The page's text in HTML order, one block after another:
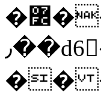
�߼��({ _�g�.Nfӻg����f7z91o^��̤^�>��2�`�:|#dk�{>�>>&�tsw�Nwo�?
٫��d6򆧇�������*��[|^]oo���NW~zz>�X&�u�=K?
��